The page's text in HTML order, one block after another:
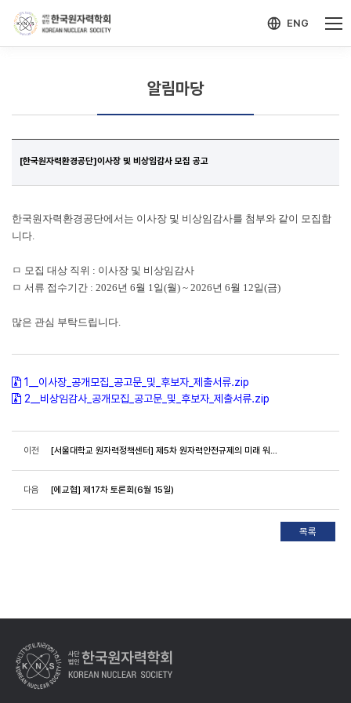
ENG
알림마당
[한국원자력환경공단]이사장 및 비상임감사 모집 공고
한국원자력환경공단에서는 이사장 및 비상임감사를 첨부와 같이 모집합
니다.
ㅁ 모집 대상 직위 : 이사장 및 비상임감사
ㅁ 서류 접수기간 : 2026년 6월 1일(월) ~ 2026년 6월 12일(금)
많은 관심 부탁드립니다.
1__이사장_공개모집_공고문_및_후보자_제출서류.zip
2__비상임감사_공개모집_공고문_및_후보자_제출서류.zip
이전 [서울대학교 원자력정책센터] 제5차 원자력안전규제의 미래 워크숍 개최(26.06.26)
다음 [에교협] 제17차 토론회(6월 15일)